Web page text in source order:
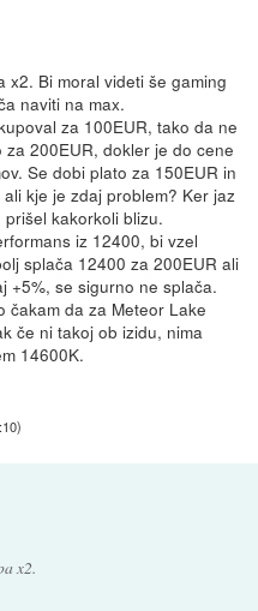
x2. Bi moral videti še gaming
naviti na max.
za 100EUR, tako da ne
200EUR, dokler je do cene
Se dobi plato za 150EUR in
kje je zdaj problem? Ker jaz
kakorkoli blizu.
iz 12400, bi vzel
splača 12400 za 200EUR ali
+5%, se sigurno ne splača.
čakam da za Meteor Lake
če ni takoj ob izidu, nima
14600K.
)
x2.